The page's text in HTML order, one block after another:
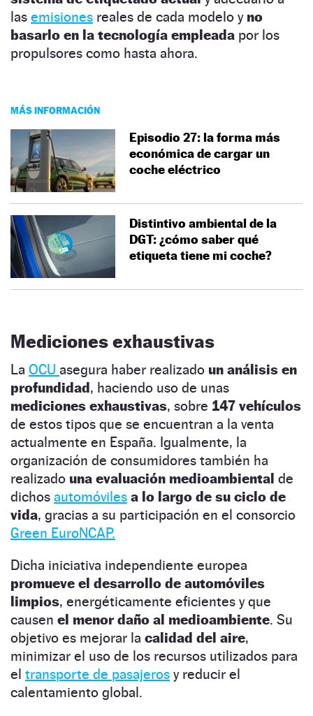
las emisiones reales de cada modelo y no
basarlo en la tecnología empleada por los
propulsores como hasta ahora.
MÁS INFORMACIÓN
Episodio 27: la forma más
económica de cargar un
coche eléctrico
Distintivo ambiental de la
DGT: ¿cómo saber qué
etiqueta tiene mi coche?
Mediciones exhaustivas
La OCU asegura haber realizado un análisis en
profundidad, haciendo uso de unas
mediciones exhaustivas, sobre 147 vehículos
de estos tipos que se encuentran a la venta
actualmente en España. Igualmente, la
organización de consumidores también ha
realizado una evaluación medioambiental de
dichos automóviles a lo largo de su ciclo de
vida, gracias a su participación en el consorcio
Green EuroNCAP.
Dicha iniciativa independiente europea
promueve el desarrollo de automóviles
limpios, energéticamente eficientes y que
causen el menor daño al medioambiente. Su
objetivo es mejorar la calidad del aire,
minimizar el uso de los recursos utilizados para
el transporte de pasajeros y reducir el
calentamiento global.